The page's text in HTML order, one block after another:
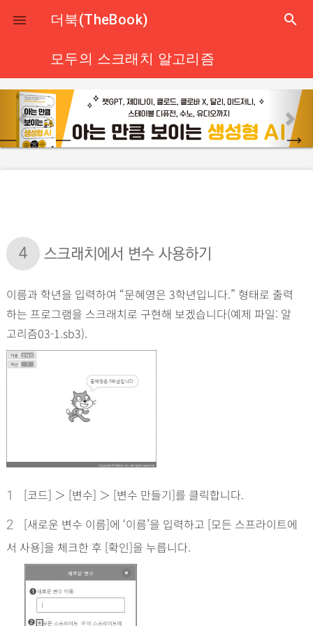
close
 더북(TheBook) search
모두의 스크래치 알고리즘
p
r
e
s
e
x
4 스크래치에서 변수 사용하기
이름과 학년을 입력하여 “문혜영은 3학년입니다.” 형태로 출력
하는 프로그램을 스크래치로 구현해 보겠습니다(예제 파일: 알
고리즘03-1.sb3).
1 [코드] ＞ [변수] ＞ [변수 만들기]를 클릭합니다.
2
[새로운 변수 이름]에 ‘이름’을 입력하고 [모든 스프라이트에
서 사용]을 체크한 후 [확인]을 누릅니다.